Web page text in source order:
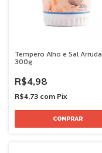
Tempero Alho e Sal Arruda
300g
R$4,98
R$4,73 com Pix